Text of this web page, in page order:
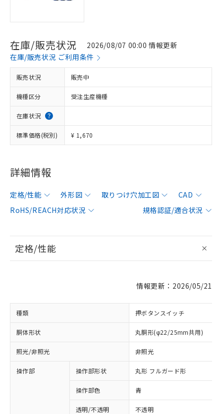
在庫/販売状況
2026/08/07 00:00 情報更新
在庫/販売状況 ご利用条件
販売状況 販売中
機種区分 受注生産機種
在庫状況
標準価格(税別) ¥ 1,670
詳細情報
定格/性能 外形図 取りつけ穴加工図
CAD
RoHS/REACH対応状況
規格認証/適合状況
定格/性能
情報更新：2026/05/21
種類 押ボタンスイッチ
胴体形状 丸胴形(φ22/25mm共用)
照光/非照光 非照光
操作部 操作部形状 丸形 フルガード形
操作部色 青
透明/不透明 不透明